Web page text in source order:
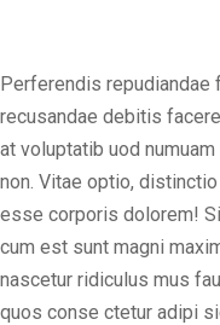
Perferendis repudiandae
recusandae debitis
at voluptatib uod
non. Vitae optio,
esse corporis dolorem!
cum est sunt magni
nascetur ridiculus mus
quos conse ctetur adipi